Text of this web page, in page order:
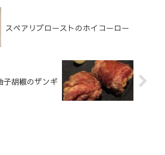
スペアリブローストのホイコーロー
子胡椒のザンギ